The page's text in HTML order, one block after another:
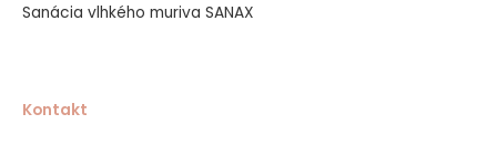
Sanácia vlhkého muriva SANAX
Kontakt